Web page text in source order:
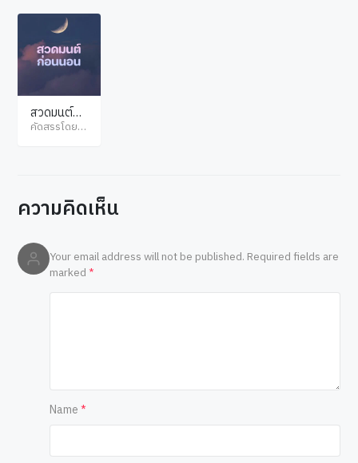
สวดมนต์ก่อ
นนอน
คัดสรรโดย ไ
ความคิดเห็น
Your email address will not be published. Required fields are
marked *
Name*